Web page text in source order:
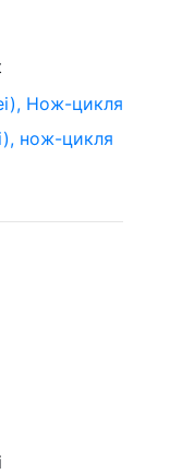
нож-цикля